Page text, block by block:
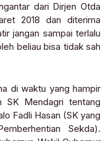
dari Dirjen Otda
2018 dan diterima
jangan sampai terlalu
beliau bisa tidak sah
di waktu yang hampir
SK Mendagri tentang
Fadli Hasan (SK yang
Sekda).